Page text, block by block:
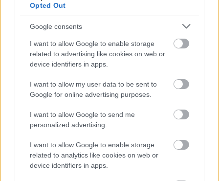
Opted Out
Google consents
I want to allow Google to enable storage
related to advertising like cookies on web or
device identifiers in apps.
I want to allow my user data to be sent to
Google for online advertising purposes.
I want to allow Google to send me
personalized advertising.
I want to allow Google to enable storage
related to analytics like cookies on web or
device identifiers in apps.
stačil jeden prvok | Môjdom.sk
Dizajn je to nádherný, tá brezová preglejka a čisté línie vyzerajú super.
Ale vždy, keď…
Re: Toto je najväčší mýtus pri ošetrení dreva a môže vás
vyjsť draho. Ako ho ochrániť pred hnitím a škodcami?
clovek by cakal ze vysusene drahe drevo bolo predtym naparovane aby
sa zbavilo zarodkov skodcov...